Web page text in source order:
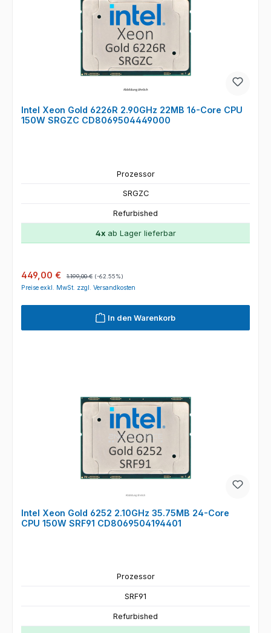
Intel Xeon Gold 6226R 2.90GHz 22MB 16-Core CPU
150W SRGZC CD8069504449000
Prozessor
SRGZC
Refurbished
4xab Lager lieferbar
Verkaufspreis:
449,00 € 1.199,00 € (-62.55%)
Preise exkl. MwSt. zzgl. Versandkosten
In den Warenkorb
Intel Xeon Gold 6252 2.10GHz 35.75MB 24-Core
CPU 150W SRF91 CD8069504194401
Prozessor
SRF91
Refurbished